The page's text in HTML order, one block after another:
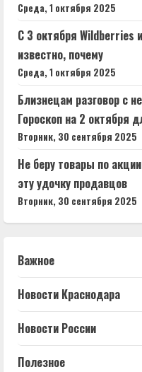
Среда, 1 октября 2025
С 3 октября Wildberries
известно, почему
Среда, 1 октября 2025
Близнецам разговор с
Гороскоп на 2 октября
Вторник, 30 сентября 2025
Не беру товары по
эту удочку продавцов
Вторник, 30 сентября 2025
Важное
Новости Краснодара
Новости России
Полезное